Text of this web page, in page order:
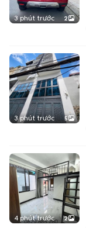
3 phút trước 2
3 phút trước 5
4 phút trước 2